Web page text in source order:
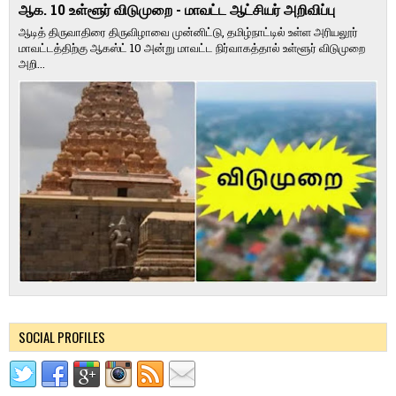
ஆக. 10 உள்ளூர் விடுமுறை - மாவட்ட ஆட்சியர் அறிவிப்பு
ஆடித் திருவாதிரை திருவிழாவை முன்னிட்டு, தமிழ்நாட்டில் உள்ள அரியலூர்
மாவட்டத்திற்கு ஆகஸ்ட் 10 அன்று மாவட்ட நிர்வாகத்தால் உள்ளூர் விடுமுறை
அறி...
SOCIAL PROFILES